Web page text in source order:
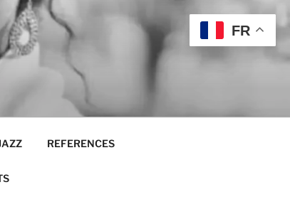
REFERENCES
FR